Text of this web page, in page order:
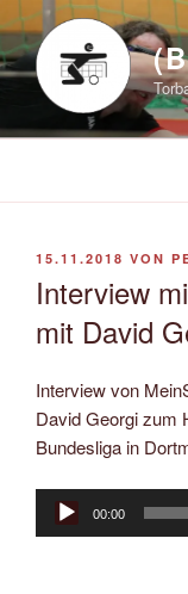
Zum
Inhalt
springen
VERÖFFENTLICHT
15.11.2018 VON
Interview
mit David
Interview von
David Georgi zum
Bundesliga in
Audio-
Player
00:00